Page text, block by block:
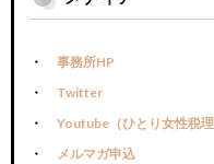
事務所HP
Twitter
Youtube（ひとり女性税理
メルマガ申込